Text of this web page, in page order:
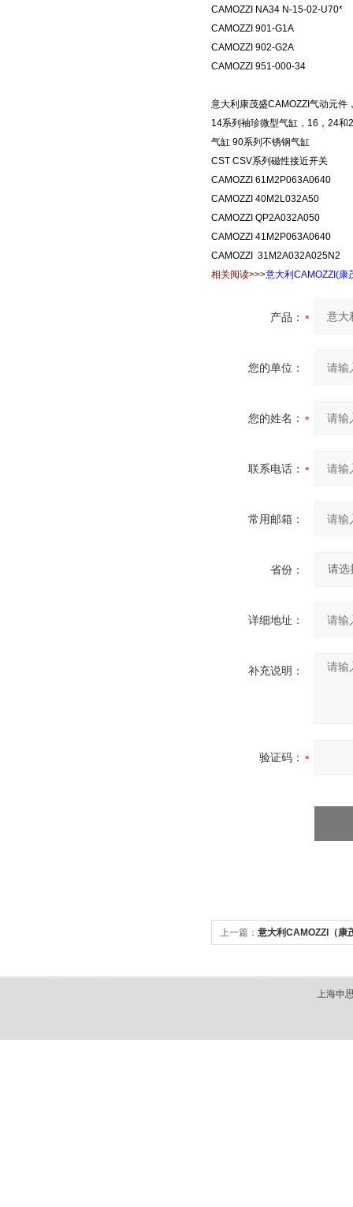
CAMOZZI NA34 N-15-02-U70*
CAMOZZI 901-G1A
CAMOZZI 902-G2A
CAMOZZI 951-000-34
意大利康茂盛CAMOZZI气动元件
14系列袖珍微型气缸，16，24
气缸 90系列不锈钢气缸
CST CSV系列磁性接近开关
CAMOZZI 61M2P063A0640
CAMOZZI 40M2L032A50
CAMOZZI QP2A032A050
CAMOZZI 41M2P063A0640
CAMOZZI 31M2A032A025N2
相关阅读>>>意大利CAMOZZI(康
产品：
您的单位：
您的姓名：
联系电话：
常用邮箱：
省份：
详细地址：
补充说明：
验证码：
上一篇： 意大利CAMOZZI（康
上海申